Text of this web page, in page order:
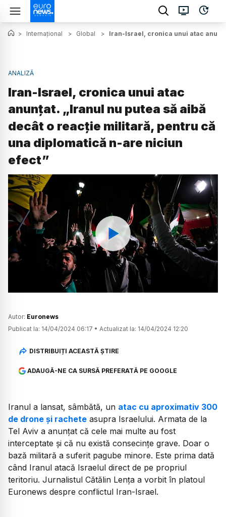
> Internațional > Global > Iran-Israel, cronica unui atac
ANALIZĂ
Iran-Israel, cronica unui atac
anunțat. „Iranul nu putea să aibă
decât o reacție militară, pentru că
una diplomatică n-are niciun
efect”
Watch
Autor: Euronews
Publicat la: 14/04/2024 06:17 • Actualizat la: 14/04/2024 12:20
DISTRIBUIȚI ACEASTĂ ȘTIRE
ADAUGĂ-NE CA SURSĂ PREFERATĂ PE GOOGLE
Iranul a lansat, sâmbătă, un atac cu aproximativ 300
de drone și rachete asupra Israelului. Armata de la
Tel Aviv a anunțat că cele mai multe au fost
interceptate și că nu există consecințe grave. Doar o
bază militară a suferit pagube minore. Este prima dată
când Iranul atacă Israelul direct de pe propriul
teritoriu. Jurnalistul Cătălin Lența a vorbit în platoul
Euronews despre conflictul Iran-Israel.